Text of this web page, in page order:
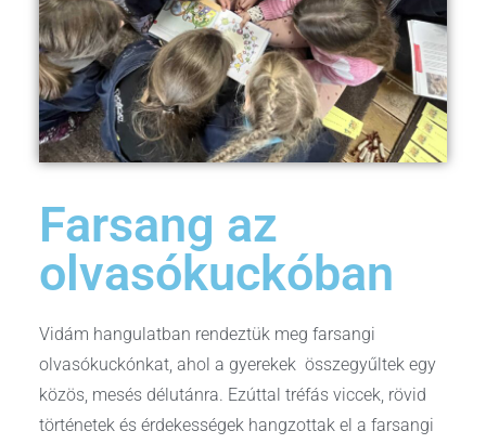
Farsang az
olvasókuckóban
Vidám hangulatban rendeztük meg farsangi
olvasókuckónkat, ahol a gyerekek összegyűltek egy
közös, mesés délutánra. Ezúttal tréfás viccek, rövid
történetek és érdekességek hangzottak el a farsangi